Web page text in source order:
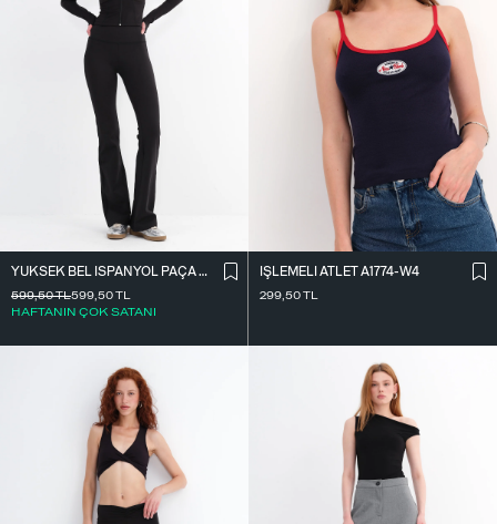
YÜKSEK BEL İ̇SPANYOL PAÇA TAYT TYT0048-E10
599,50TL
HAFTANIN ÇOK SATANI
599,50TL
İ̇ŞLEMELI ATLET A1774-W4
299,50TL